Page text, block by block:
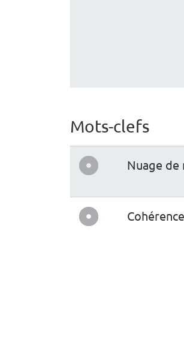
Mots-clefs
Nuage de